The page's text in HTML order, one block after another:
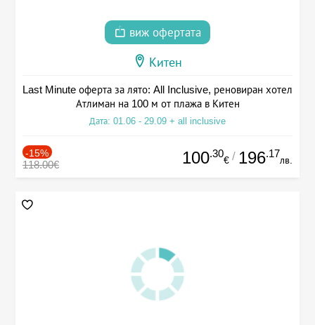
виж офертата
Китен
Last Minute оферта за лято: All Inclusive, реновиран хотел
Атлиман на 100 м от плажа в Китен
Дата: 01.06 - 29.09 + all inclusive
-15%
118.00€ 100.30
€ / 196.17
лв.